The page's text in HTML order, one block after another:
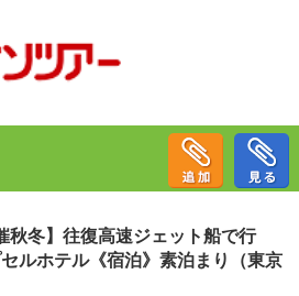
冬】往復高速ジェット船で行
ルホテル《宿泊》素泊まり（東京